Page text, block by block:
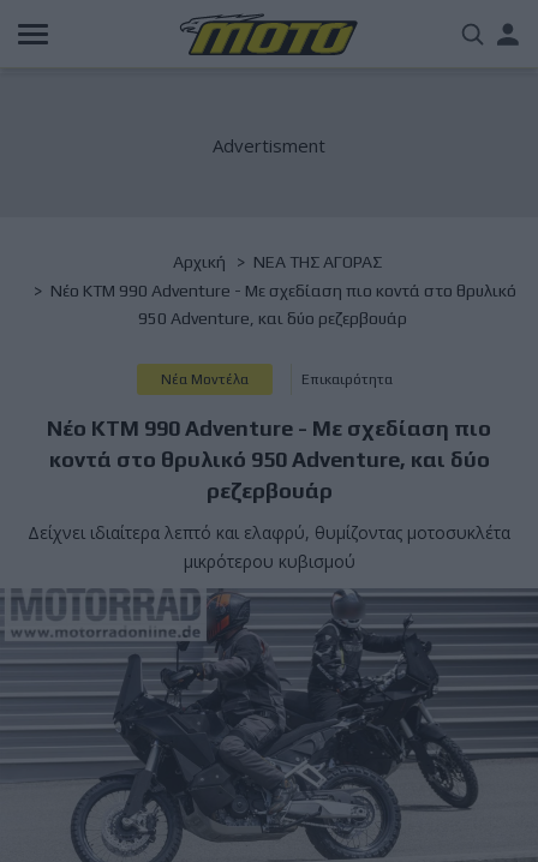
Παράκαμψη
προς
Breadcrumb
Αρχική
NΕΑ ΤΗΣ ΑΓΟΡΑΣ
Νέο KTM 990 Adventure - Με σχεδίαση πιο κοντά στο θρυλικό
950 Adventure, και δύο ρεζερβουάρ
Νέα Μοντέλα Επικαιρότητα
Νέο KTM 990 Adventure - Με σχεδίαση πιο
κοντά στο θρυλικό 950 Adventure, και δύο
ρεζερβουάρ
Δείχνει ιδιαίτερα λεπτό και ελαφρύ, θυμίζοντας μοτοσυκλέτα
μικρότερου κυβισμού